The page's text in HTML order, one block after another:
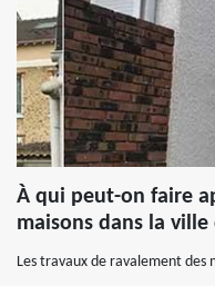
À qui peut-on faire
maisons dans la
Les travaux de ravalement des